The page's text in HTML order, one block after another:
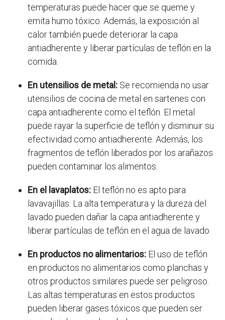
temperaturas puede hacer que se queme y
emita humo tóxico. Además, la exposición al
calor también puede deteriorar la capa
antiadherente y liberar partículas de teflón en la
comida.
En utensilios de metal: Se recomienda no usar
utensilios de cocina de metal en sartenes con
capa antiadherente como el teflón. El metal
puede rayar la superficie de teflón y disminuir su
efectividad como antiadherente. Además, los
fragmentos de teflón liberados por los arañazos
pueden contaminar los alimentos.
En el lavaplatos: El teflón no es apto para
lavavajillas. La alta temperatura y la dureza del
lavado pueden dañar la capa antiadherente y
liberar partículas de teflón en el agua de lavado.
En productos no alimentarios: El uso de teflón
en productos no alimentarios como planchas y
otros productos similares puede ser peligroso.
Las altas temperaturas en estos productos
pueden liberar gases tóxicos que pueden ser